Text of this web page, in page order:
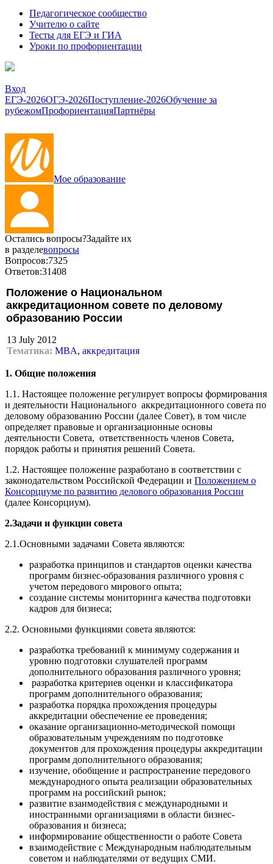
Педагогическое сообщество
Учителю о сайте
Тесты для ЕГЭ и ГИА
Уроки по профориентации
Вход
ЕГЭ-2026ОГЭ-2026Поступление-2026Обучение за
рубежомПрофориентацияПартнёры
Мое образование
Остались вопросы?Задайте их
в разделевопросы
Вопросов:7325
Ответов:31408
Положение о Национальном
аккредитационном совете по деловому
образованию России
13 July 2012
Тематика: MBA, аккредитация
1. Общие положения
1.1. Настоящее положение регулирует вопросы формирования
и деятельности Национального аккредитационного совета по
деловому образованию России (далее Совет), в том числе
определяет правовые и организационные основы
деятельности Совета, ответственность членов Совета,
порядок работы и принятия решений Совета.
1.2. Настоящее положение разработано в соответствии с
законодательством Российской Федерации и Положением о
Консорциуме по развитию делового образования России
(далее Консорциум).
2.Задачи и функции совета
2.1.Основными задачами Совета являются:
разработка принципов и стандартов оценки качества
программ бизнес-образования различного уровня с
учетом передового мирового опыта;
создание системы мониторинга качества подготовки
кадров для бизнеса;
2.2. Основными функциями совета являются:
разработка требований к минимуму содержания и
уровню подготовки слушателей программ
дополнительного образования различного уровня;
разработка критериев оценки и классификатора
программ дополнительного образования;
разработка порядка прохождения процедуры
аккредитации обеспечение ее проведения;
оказание организационно-методической помощи
образовательным учреждениям по подготовке
документов для прохождения процедуры аккредитации
программ дополнительного образования;
изучение, обобщение и распространение передового
международного опыта реализации образовательных
программ на российский рынок;
развитие взаимодействия с международными и
иностранными организациями в области бизнес-
образования и бизнеса;
информирование общественности о работе Совета
взаимодействие с Международным наблюдательным
советом и наблюдателями от ведущих СМИ.